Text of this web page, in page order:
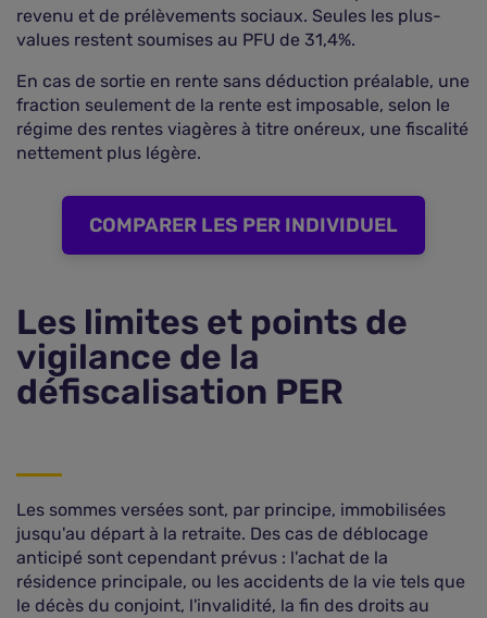
revenu et de prélèvements sociaux. Seules les plus-
values restent soumises au PFU de 31,4%.
En cas de sortie en rente sans déduction préalable, une
fraction seulement de la rente est imposable, selon le
régime des rentes viagères à titre onéreux, une fiscalité
nettement plus légère.
COMPARER LES PER INDIVIDUEL
Les limites et points de
vigilance de la
défiscalisation PER
Les sommes versées sont, par principe, immobilisées
jusqu'au départ à la retraite. Des cas de déblocage
anticipé sont cependant prévus : l'achat de la
résidence principale, ou les accidents de la vie tels que
le décès du conjoint, l'invalidité, la fin des droits au